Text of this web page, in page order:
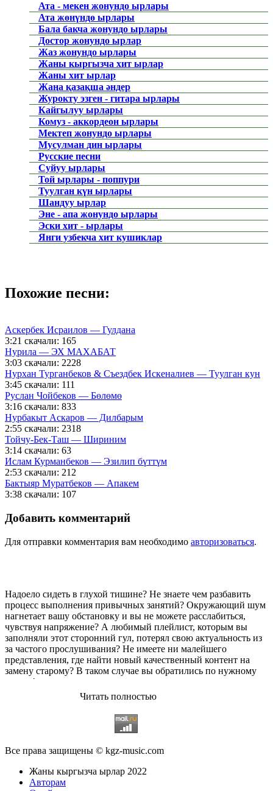
Ата - мекен жонундо ырлары
Ата жөнүндө ырлары
Бала бакча жонундо ырлары
Достор жонундо ырлар
Жаз жонундо ырлары
Жаны кыргызча хит ырлар
Жаны хит ырлар
Жаңа қазақша әндер
Журокту эзген - гитара ырлары
Кайгылуу ырлары
Комуз - аккордеон ырлары
Мектеп жонундо ырлары
Мусулман дин ырлары
Русские песни
Суйуу ырлары
Той ырлары - поппури
Туулган күн ырлары
Шандуу ырлар
Эне - апа жонундо ырлары
Эски хит - ырлары
Янги узбекча хит кушиклар
Похожие песни:
Аскербек Исраилов — Гулдана
3:21 скачали: 165
Нурила — ЭХ МАХАБАТ
3:03 скачали: 2228
Нурхан Турганбеков & Съездбек Искеналиев — Туулган кун
3:45 скачали: 111
Руслан Чойбеков — Бөлөмө
3:16 скачали: 833
Нурбакыт Аскаров — Дилбарым
2:55 скачали: 2318
Тойчу-Бек-Таш — Шириним
3:14 скачали: 63
Ислам Курманбеков — Эзилип бүттүм
2:53 скачали: 212
Бактыяр Муратбеков — Апакем
3:38 скачали: 107
Добавить комментарий
Для отправки комментария вам необходимо авторизоваться.
Надоело сидеть в глухой тишине? Не знаете чем разбавить
процесс выполнения привычных занятий? Окружающий шум
нагнетает вашу обстановку и вы не можете расслабиться,
чувствуя напряжение? А любимый плейлист, которым вы
заполняли этот сторонний гул, потерял свою актуальность из
за частого прослушивания? Не имеете ни малейшего
представления, где найти новый качественный контент на
замену старому? В таком случае вы обратились по нужному
адресу!
Музыкальный портал KGZ Musicс большой радостью
приветствует своих старых и новых слушателей! Специально
для вас мы заготовили чудесную подборку самых лучших
песен всех времён во всех жанровых стилистиках. Огромное
количество старых и новых треков, самые востребованные и
популярные композиции отечественных и зарубежных
исполнителей на музыкальном портале KGZ Music!
Мы предоставляем вашему вниманию богатую коллекцию
Читать полностью
Все права защищены © kgz-music.com
Жаны кыргызча ырлар 2022
Авторам